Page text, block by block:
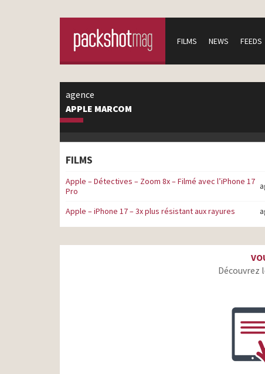
FILMS NEWS FEEDS
agence
APPLE MARCOM
FILMS
Apple – Détectives – Zoom 8x – Filmé avec l’iPhone 17
Pro
Apple – iPhone 17 – 3x plus résistant aux rayures
Découvrez